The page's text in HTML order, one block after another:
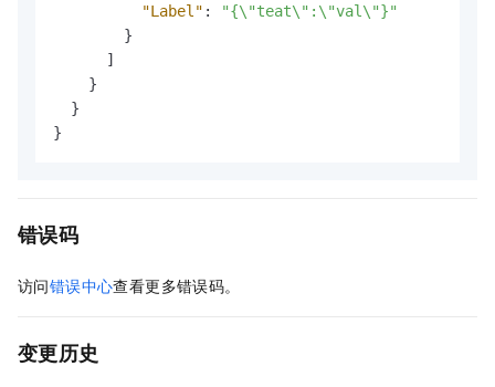
"Label" :
"{\"teat\":\"val\"}"
}
]
}
}
}
错误码
访问错误中心查看更多错误码。
变更历史